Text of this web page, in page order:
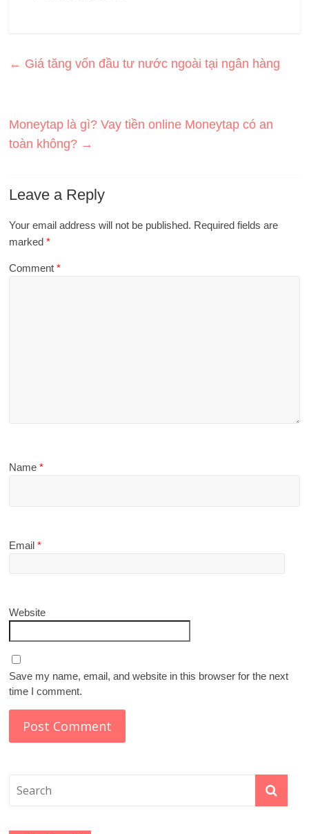
← Giá tăng vốn đầu tư nước ngoài tại ngân hàng
Moneytap là gì? Vay tiền online Moneytap có an
toàn không? →
Leave a Reply
Your email address will not be published. Required fields are
marked*
Comment*
Name*
Email*
Website
Save my name, email, and website in this browser for the next
time I comment.